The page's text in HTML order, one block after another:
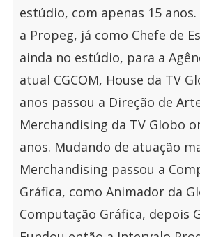
estúdio, com apenas 15
a Propeg, já como Chefe de
ainda no estúdio, para a
atual CGCOM, House da TV
anos passou a Direção de
Merchandising da TV Globo
anos. Mudando de atuação
Merchandising passou a
Gráfica, como Animador da
Computação Gráfica, depois